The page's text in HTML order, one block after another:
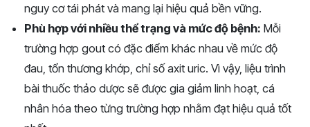
nguy cơ tái phát và mang lại hiệu quả bền vững.
Phù hợp với nhiều thể trạng và mức độ bệnh: Mỗi
trường hợp gout có đặc điểm khác nhau về mức độ
đau, tổn thương khớp, chỉ số axit uric. Vì vậy, liệu trình
bài thuốc thảo dược sẽ được gia giảm linh hoạt, cá
nhân hóa theo từng trường hợp nhằm đạt hiệu quả tốt